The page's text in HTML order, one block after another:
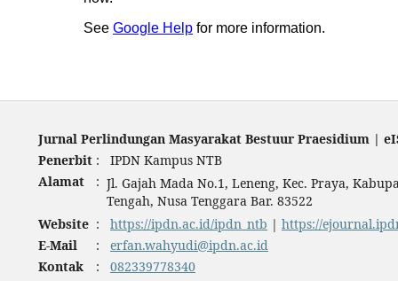
Jurnal Perlindungan Masyarakat Bestuur Praesidium |
Penerbit :
IPDN Kampus NTB
Alamat
: Jl. Gajah Mada No.1, Leneng, Kec. Praya,
Tengah, Nusa Tenggara Bar. 83522
Website : https://ipdn.ac.id/ipdn_ntb | https://
E-Mail
:
erfan.wahyudi@ipdn.ac.id
Kontak
: 082339778340